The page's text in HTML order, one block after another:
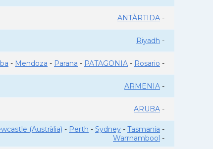
ANTÀRTIDA -
Riyadh -
- Mendoza - Parana - PATAGONIA - Rosario -
ARMENIA -
ARUBA -
(Austràlia) - Perth - Sydney - Tasmania -
Warrnambool -